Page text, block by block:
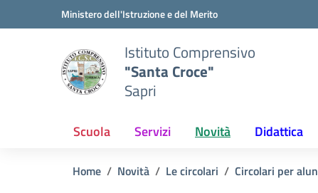
Vai ai contenuti
Vai al menu di navigazioneMinistero dell'Istruzione e del Merito
Istituto Comprensivo
"Santa Croce"
Sapri
Scuola Servizi Novità Didattica
Home Novità Le circolari Circolari per